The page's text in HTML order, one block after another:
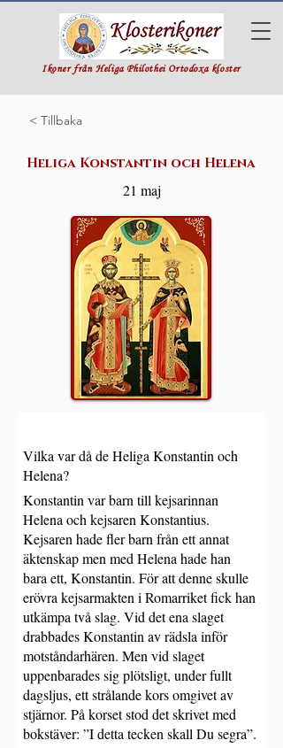
Ikoner från Heliga Philothei Ortodoxa kloster
< Tillbaka
Heliga Konstantin och Helena
21 maj
Vilka var då de Heliga Konstantin och
Helena?
Konstantin var barn till kejsarinnan
Helena och kejsaren Konstantius.
Kejsaren hade fler barn från ett annat
äktenskap men med Helena hade han
bara ett, Konstantin. För att denne skulle
erövra kejsarmakten i Romarriket fick han
utkämpa två slag. Vid det ena slaget
drabbades Konstantin av rädsla inför
motståndarhären. Men vid slaget
uppenbarades sig plötsligt, under fullt
dagsljus, ett strålande kors omgivet av
stjärnor. På korset stod det skrivet med
bokstäver: ”I detta tecken skall Du segra”.